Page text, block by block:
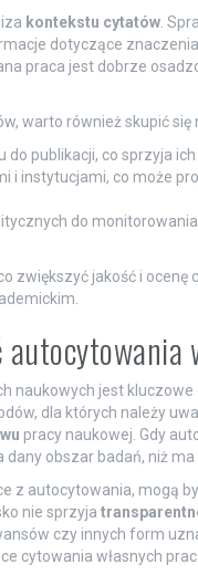
kontekstu cytatów.
dotyczące
praca jest dobrze
warto również skupić
publikacji, co sprzyja
i instytucjami, co może
do
zwiększyć jakość i ocenę
naukowych jest
dla których należy
pracy naukowej. Gdy
dany obszar badań, niż
z autocytowania, mogą
nie sprzyja
czy innych form
cytowania własnych prac.